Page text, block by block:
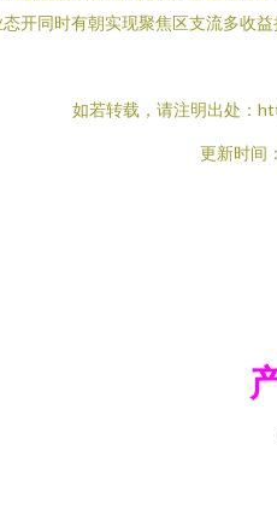
开同时有朝实现聚焦区支流多收
如若转载，请注明出处：
更新时间